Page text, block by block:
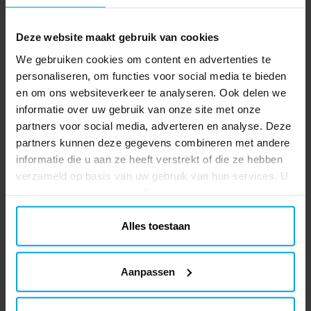
Deze website maakt gebruik van cookies
We gebruiken cookies om content en advertenties te
personaliseren, om functies voor social media te bieden
en om ons websiteverkeer te analyseren. Ook delen we
informatie over uw gebruik van onze site met onze
partners voor social media, adverteren en analyse. Deze
partners kunnen deze gegevens combineren met andere
informatie die u aan ze heeft verstrekt of die ze hebben
verzameld op basis van uw gebruik van hun services. U
Alles toestaan
Aanpassen
Cocktailservetten - Geel 25 stuks
25 cocktailservetten van milieuvriendelijk
papier. De servetten zijn iets dikker 3-
laags en zijn uitgevouwen 21 x 20 cm.
Prijs:€ 2,29
€ 2,29
TOEVOEGEN
Anderen kochten ook